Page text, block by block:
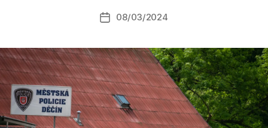
Autor
příspěvku
a
s
o
Datum
08/03/2024